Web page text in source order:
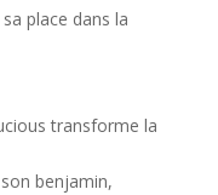
place dans la
transforme la
benjamin,